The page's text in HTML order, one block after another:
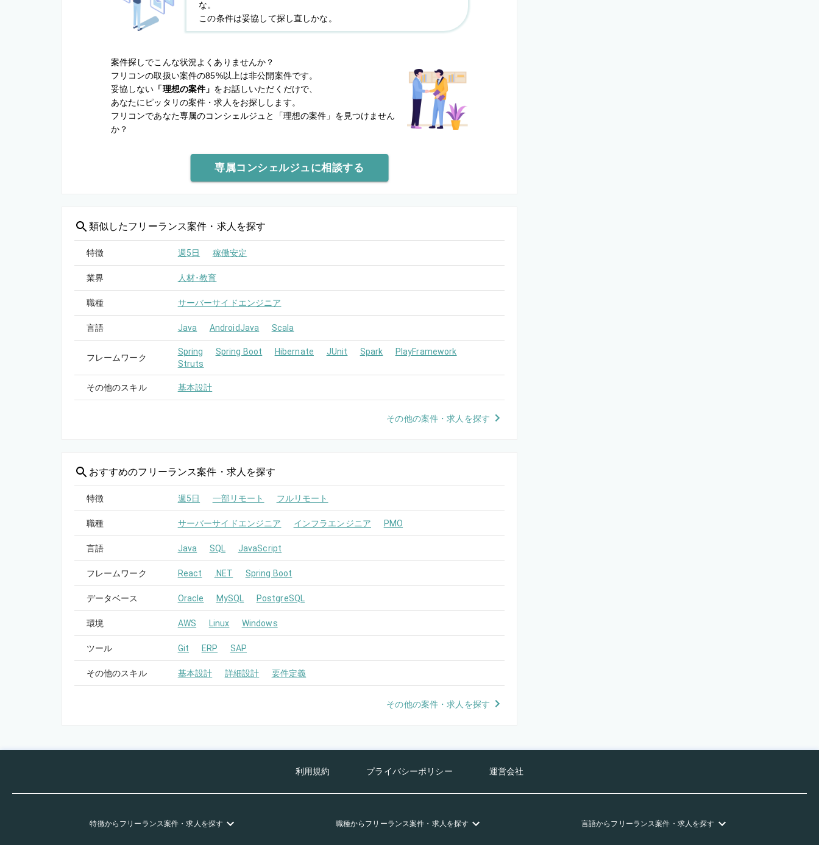
な。
この条件は妥協して探し直しかな。
案件探しでこんな状況よくありませんか？
フリコンの取扱い案件の85%以上は非公開案件です。
妥協しない 「理想の案件」 をお話しいただくだけで、
あなたにピッタリの案件・求人をお探しします。
フリコンであなた専属のコンシェルジュと
「理想の案件」を見つけません
か？
専属コンシェルジュに相談する
類似したフリーランス案件・求人を探す
特徴 週5日 稼働安定
業界 人材･教育
職種 サーバーサイドエンジニア
言語 Java AndroidJava Scala
フレームワーク
Spring Spring Boot Hibernate JUnit Spark
PlayFramework
Struts
その他のスキル 基本設計
その他の案件・求人を探す
おすすめのフリーランス案件・求人を探す
特徴 週5日 一部リモート フルリモート
職種 サーバーサイドエンジニア インフラエンジニア PMO
言語 Java SQL JavaScript
フレームワーク React .NET Spring Boot
データベース Oracle MySQL PostgreSQL
環境 AWS Linux Windows
ツール Git ERP SAP
その他のスキル 基本設計 詳細設計 要件定義
その他の案件・求人を探す
利用規約 プライバシーポリシー 運営会社
特徴からフリーランス案件・求人を探す 職種からフリーランス案件・求人を探す 言語からフリーランス案件・求人を探す